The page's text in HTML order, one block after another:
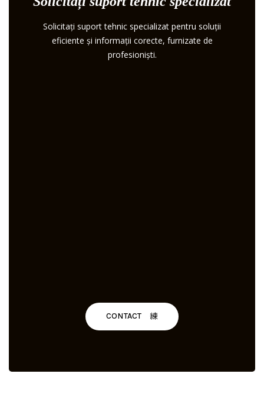
Solicitați suport tehnic specializat pentru soluții
eficiente și informații corecte, furnizate de
profesioniști.
CONTACT